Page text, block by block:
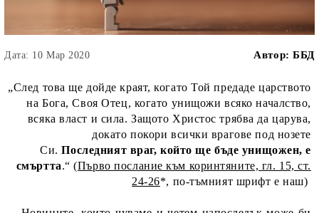
Дата: 10 Мар 2020 Автор: ББД
„След това ще дойде краят, когато Той предаде царството
на Бога, Своя Отец, когато унищожи всяко началство,
всяка власт и сила. Защото Христос трябва да царува,
докато покори всички врагове под нозете
Си.Последният враг, който ще бъде унищожен, е
смъртта.“ (Първо послание към коринтяните, гл. 15, ст.
24-26*, по-тъмният шрифт е наш)